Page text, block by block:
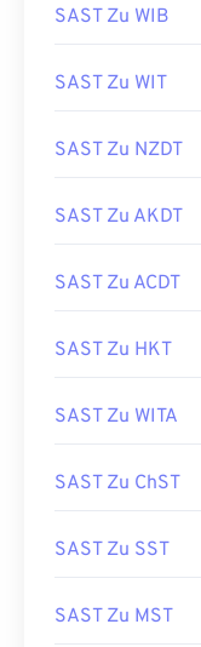
SAST Zu WIB
SAST Zu WIT
SAST Zu NZDT
SAST Zu AKDT
SAST Zu ACDT
SAST Zu HKT
SAST Zu WITA
SAST Zu ChST
SAST Zu SST
SAST Zu MST